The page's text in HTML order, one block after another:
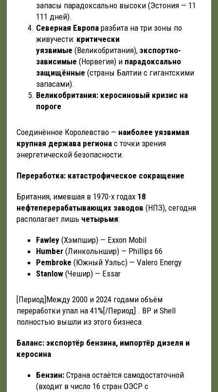
запасы парадоксально высоки (Эстония — 11
111 дней).
Северная Европаразбита на три зоны по
живучести: критически
уязвимые (Великобритания), экспортно-
зависимые (Норвегия) и парадоксально
защищённые (страны Балтии с гигантскими
запасами).
Великобритания: керосиновый кризис на
пороге
Соединённое Королевство — наиболее уязвимая
крупная держава регионас точки зрения
энергетической безопасности.
Переработка: катастрофическое сокращение
Британия, имевшая в 1970-х годах 18
нефтеперерабатывающих заводов (НПЗ), сегодня
располагает лишь четырьмя:
Fawley(Хэмпшир) — Exxon Mobil
Humber(Линкольншир) — Phillips 66
Pembroke (Южный Уэльс) — Valero Energy
Stanlow(Чешир) — Essar
[Период]Между 2000 и 2024 годами объём
переработки упал на 41%[/Период] . BP и Shell
полностью вышли из этого бизнеса.
Баланс: экспортёр бензина, импортёр дизеля и
керосина
Бензин:Страна остаётся самодостаточной
(входит в число 16 стран ОЭСР с